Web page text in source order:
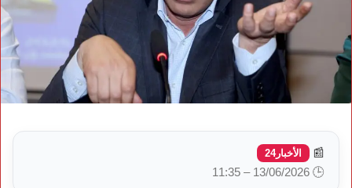
📰 الأخبار24
🕒 13/06/2026 – 11:35